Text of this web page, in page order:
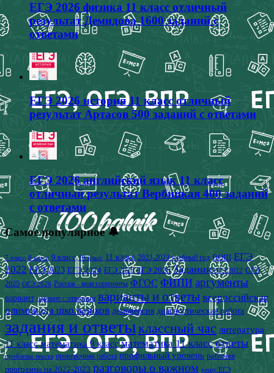
ЕГЭ 2026 физика 11 класс отличный
результат Демидова 1600 заданий с
ответами
ЕГЭ 2026 история 11 класс отличный
результат Артасов 500 заданий с ответами
ЕГЭ 2026 английский язык 11 класс
отличный результат Вербицкая 400 заданий
с ответами
Самое популярное 🔔
7 класс 8 класс 9 класс 10 класс 11 класс 2023-2024 учебный год ВОШ ЕГЭ
2022 ЕГЭ 2023 ЕГЭ 2024 ЕГЭ 2025 ЕГЭ 2026 Задания ОГЭ 2022 ОГЭ
2025 ОГЭ 2026 Россия - мои горизонты ФГОС ФИПИ аргументы
вариант вариант с ответами варианты и ответы всероссийская
олимпиада школьников демоверсия диагностическая работа
задания и ответыклассный час литература
11 класс математика 9 класс математика 11 класс ответы
проблема текста проверочная работа профильный уровень рабочая
программа на 2022-2023 разговоры о важном решу ЕГЭ